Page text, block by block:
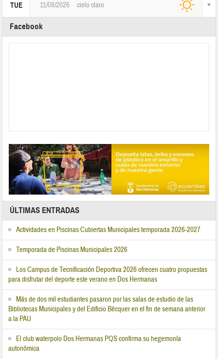
TUE 11/08/2026 cielo claro
Facebook
ÚLTIMAS ENTRADAS
Actividades en Piscinas Cubiertas Municipales temporada 2026-2027
Temporada de Piscinas Municipales 2026
Los Campus de Tecnificación Deportiva 2026 ofrecen cuatro propuestas
para disfrutar del deporte este verano en Dos Hermanas
Más de dos mil estudiantes pasaron por las salas de estudio de las
Bibliotecas Municipales y del Edificio Bécquer en el fin de semana anterior
a la PAU
El club waterpolo Dos Hermanas PQS confirma su hegemonía
autonómica